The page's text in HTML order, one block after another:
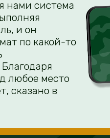
нами система
и он
по какой-то
любое место
сказано в